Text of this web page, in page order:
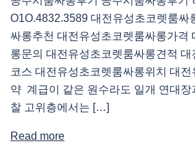
O1O.4832.3589 대전유성초코렛룸싸
싸롱추천 대전유성초코렛룸싸롱가격
롱문의 대전유성초코렛룸싸롱견적
코스 대전유성초코렛룸싸롱위치 대전
약 계급이 같은 원수라도 일개 연대장
찰 고위층에서는 […]
Read more